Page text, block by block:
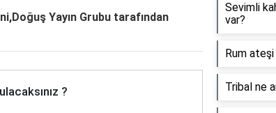
Yayın Grubu tarafından
?
Sevimli
var?
Rum ateşi
Tribal ne